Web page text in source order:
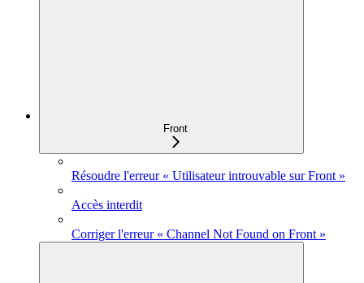
Front
Résoudre l'erreur « Utilisateur introuvable sur Front »
Accès interdit
Corriger l'erreur « Channel Not Found on Front »